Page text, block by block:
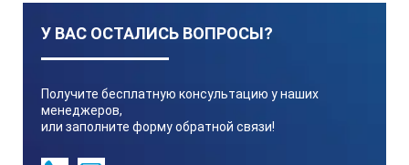
Нагрев, °С
У ВАС ОСТАЛИСЬ ВОПРОСЫ?
Получите бесплатную консультацию у наших
менеджеров,
или заполните форму обратной связи!